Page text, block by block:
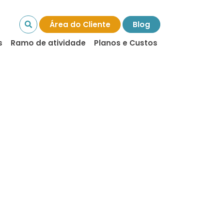
Área do Cliente
Blog
Ramo de atividade Planos e Custos